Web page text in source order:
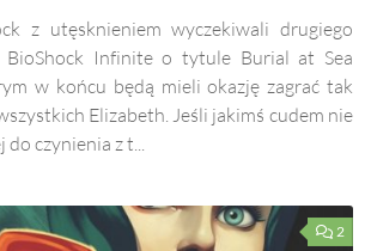
z utęsknieniem wyczekiwali drugiego
Infinite o tytule Burial at Sea
w końcu będą mieli okazję zagrać tak
Elizabeth. Jeśli jakimś cudem nie
czynienia z t...
2